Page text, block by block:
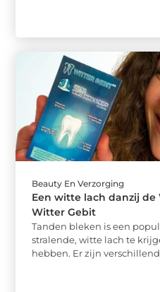
Beauty En Verzorging
Een witte lach danzij
Witter Gebit
Tanden bleken is een
stralende, witte lach te
hebben. Er zijn